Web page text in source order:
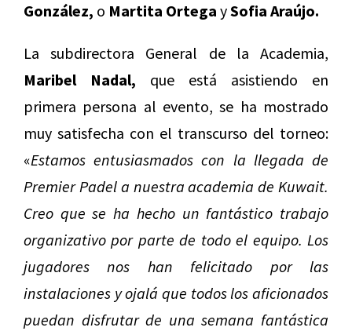
González, o Martita Ortega ySofia Araújo.
La subdirectora General de la Academia,
Maribel Nadal, que está asistiendo en
primera persona al evento, se ha mostrado
muy satisfecha con el transcurso del torneo:
«Estamos entusiasmados con la llegada de
Premier Padel a nuestra academia de Kuwait.
Creo que se ha hecho un fantástico trabajo
organizativo por parte de todo el equipo. Los
jugadores nos han felicitado por las
instalaciones y ojalá que todos los aficionados
puedan disfrutar de una semana fantástica